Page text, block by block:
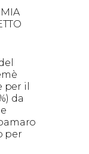
per il
da
per